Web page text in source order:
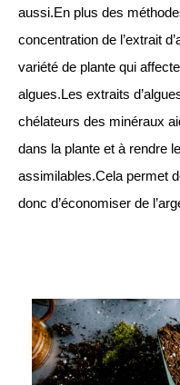
aussi.En plus des
concentration de l’extrait
variété de plante qui
algues.Les extraits
chélateurs des minéraux
dans la plante et à rendre
assimilables.Cela permet
donc d’économiser de